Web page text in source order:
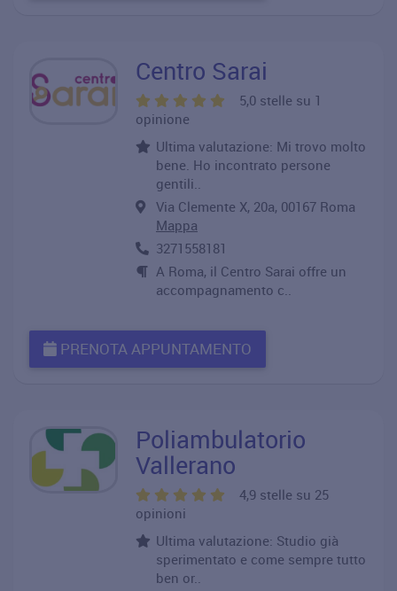
Centro Sarai
5,0 stelle su 1
opinione
Ultima valutazione: Mi trovo molto
bene. Ho incontrato persone
gentili..
Via Clemente X, 20a, 00167 Roma
Mappa
3271558181
A Roma, il Centro Sarai offre un
accompagnamento c..
PRENOTA APPUNTAMENTO
Poliambulatorio
Vallerano
4,9 stelle su 25
opinioni
Ultima valutazione: Studio già
sperimentato e come sempre tutto
ben or..